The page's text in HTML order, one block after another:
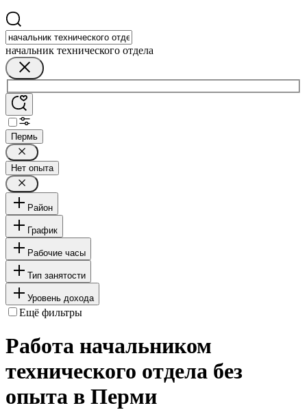
начальник технического отдела
Пермь
Нет опыта
Район
График
Рабочие часы
Тип занятости
Уровень дохода
Ещё фильтры
Работа начальником
технического отдела без
опыта в Перми